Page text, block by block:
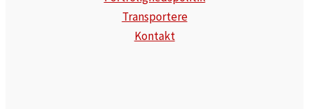
Transportere
Kontakt